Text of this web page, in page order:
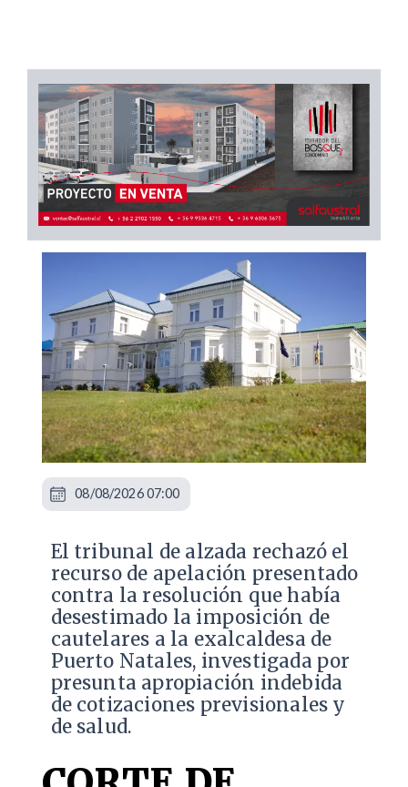
​El tribunal de alzada rechazó el
recurso de apelación presentado
contra la resolución que había
desestimado la imposición de
cautelares a la exalcaldesa de
Puerto Natales, investigada por
presunta apropiación indebida
de cotizaciones previsionales y
de salud.
08/08/2026 07:00